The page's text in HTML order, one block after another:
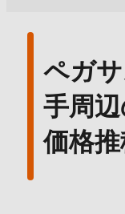
ペガ
手周
価格